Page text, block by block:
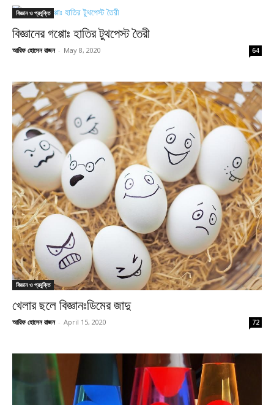
বিজ্ঞান ও প্রযুক্তি
বিজ্ঞানের গপ্পোঃ হাতির টুথপেস্ট তৈরী
আরিফ হোসেন রাজন - May 8, 2020 64
বিজ্ঞান ও প্রযুক্তি
খেলার ছলে বিজ্ঞানঃডিমের জাদু
আরিফ হোসেন রাজন - April 15, 2020 72